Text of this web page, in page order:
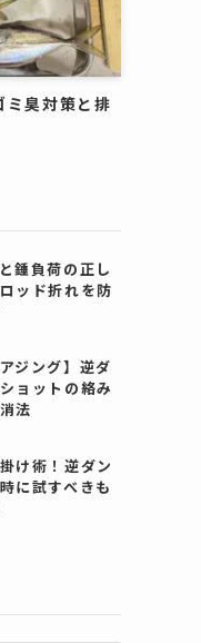
ミ臭対策と排
錘負荷の正し
ッド折れを防
ジング】逆ダ
ョットの絡み
法
け術！逆ダン
に試すべきも